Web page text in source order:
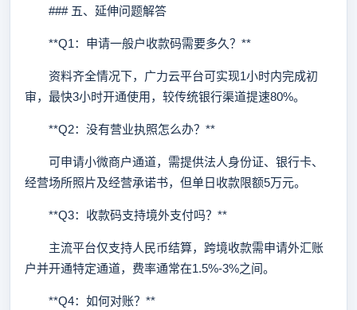
### 五、延伸问题解答
**Q1：申请一般户收款码需要多久？**
资料齐全情况下，广力云平台可实现1小时内完成初
审，最快3小时开通使用，较传统银行渠道提速80%。
**Q2：没有营业执照怎么办？**
可申请小微商户通道，需提供法人身份证、银行卡、
经营场所照片及经营承诺书，但单日收款限额5万元。
**Q3：收款码支持境外支付吗？**
主流平台仅支持人民币结算，跨境收款需申请外汇账
户并开通特定通道，费率通常在1.5%-3%之间。
**Q4：如何对账？**